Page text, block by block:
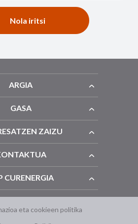
Nola iritsi
ARGIA
GASA
ZAIZU
CURENERGIA
eta cookieen politika